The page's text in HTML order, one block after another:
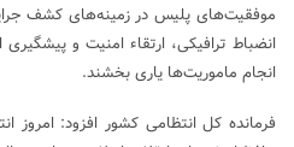
موفقیت‌های پلیس در زمینه‌های کشف
انضباط ترافیکی، ارتقاء امنیت و
انجام ماموریت‌ها یاری بخشند.
فرمانده کل انتظامی کشور افزود: امروز